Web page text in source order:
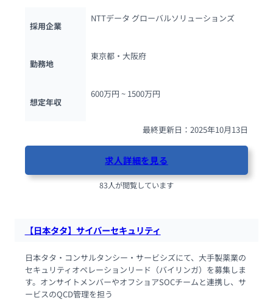
採用企業
NTTデータ グローバルソリューションズ
勤務地
東京都・大阪府
想定年収
600万円 ~ 1500万円
最終更新日：2025年10月13日
求人詳細を見る
83人が閲覧しています
【日本タタ】サイバーセキュリティ
日本タタ・コンサルタンシー・サービシズにて、大手製薬業の
セキュリティオペレーションリード（バイリンガ）を募集しま
す。オンサイトメンバーやオフショアSOCチームと連携し、サ
ービスのQCD管理を担う